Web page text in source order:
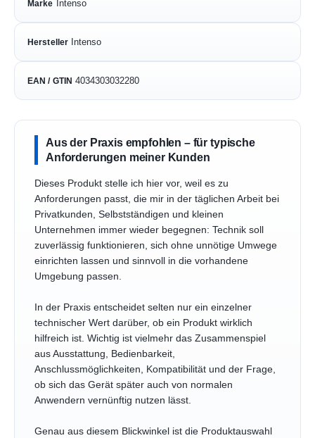
Marke Intenso
Hersteller Intenso
EAN / GTIN 4034303032280
Aus der Praxis empfohlen – für typische
Anforderungen meiner Kunden
Dieses Produkt stelle ich hier vor, weil es zu
Anforderungen passt, die mir in der täglichen Arbeit bei
Privatkunden, Selbstständigen und kleinen
Unternehmen immer wieder begegnen: Technik soll
zuverlässig funktionieren, sich ohne unnötige Umwege
einrichten lassen und sinnvoll in die vorhandene
Umgebung passen.
In der Praxis entscheidet selten nur ein einzelner
technischer Wert darüber, ob ein Produkt wirklich
hilfreich ist. Wichtig ist vielmehr das Zusammenspiel
aus Ausstattung, Bedienbarkeit,
Anschlussmöglichkeiten, Kompatibilität und der Frage,
ob sich das Gerät später auch von normalen
Anwendern vernünftig nutzen lässt.
Genau aus diesem Blickwinkel ist die Produktauswahl